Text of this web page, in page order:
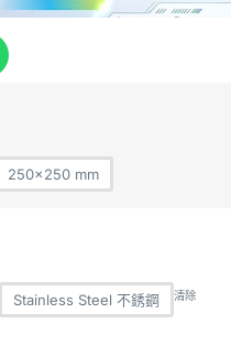
250x250 mm
Stainless Steel 不銹鋼 清除